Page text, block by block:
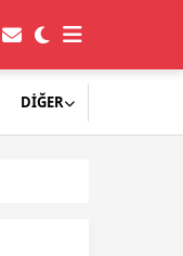
DİĞER